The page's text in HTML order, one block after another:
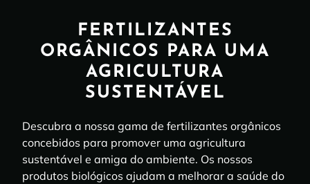
FERTILIZANTES
ORGÂNICOS PARA UMA
AGRICULTURA
SUSTENTÁVEL
Descubra a nossa gama de fertilizantes orgânicos
concebidos para promover uma agricultura
sustentável e amiga do ambiente. Os nossos
produtos biológicos ajudam a melhorar a saúde do